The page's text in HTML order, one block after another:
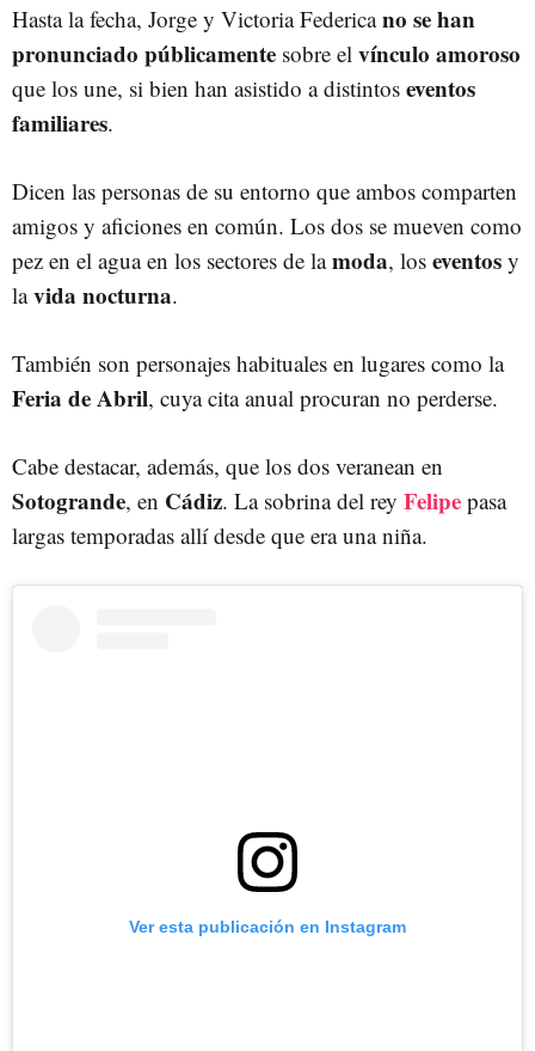
Hasta la fecha, Jorge y Victoria Federicano se han
pronunciado públicamente sobre el vínculo amoroso
que los une, si bien han asistido a distintos eventos
familiares.
Dicen las personas de su entorno que ambos comparten
amigos y aficiones en común. Los dos se mueven como
pez en el agua en los sectores de lamoda, los eventos y
lavida nocturna.
También son personajes habituales en lugares como la
Feria de Abril, cuya cita anual procuran no perderse.
Cabe destacar, además, que los dos veranean en
Sotogrande, en Cádiz. La sobrina del rey Felipe pasa
largas temporadas allí desde que era una niña.
Ver esta publicación en Instagram